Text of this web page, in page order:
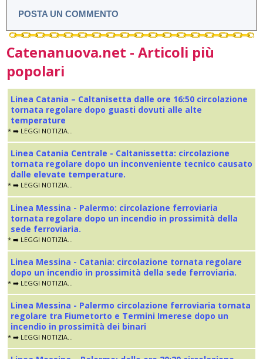
POSTA UN COMMENTO
Catenanuova.net - Articoli più
popolari
Linea Catania – Caltanisetta dalle ore 16:50 circolazione
tornata regolare dopo guasti dovuti alle alte
temperature
* ➡️ LEGGI NOTIZIA...
Linea Catania Centrale - Caltanissetta: circolazione
tornata regolare dopo un inconveniente tecnico causato
dalle elevate temperature.
* ➡️ LEGGI NOTIZIA...
Linea Messina - Palermo: circolazione ferroviaria
tornata regolare dopo un incendio in prossimità della
sede ferroviaria.
* ➡️ LEGGI NOTIZIA...
Linea Messina - Catania: circolazione tornata regolare
dopo un incendio in prossimità della sede ferroviaria.
* ➡️ LEGGI NOTIZIA...
Linea Messina - Palermo circolazione ferroviaria tornata
regolare tra Fiumetorto e Termini Imerese dopo un
incendio in prossimità dei binari
* ➡️ LEGGI NOTIZIA...